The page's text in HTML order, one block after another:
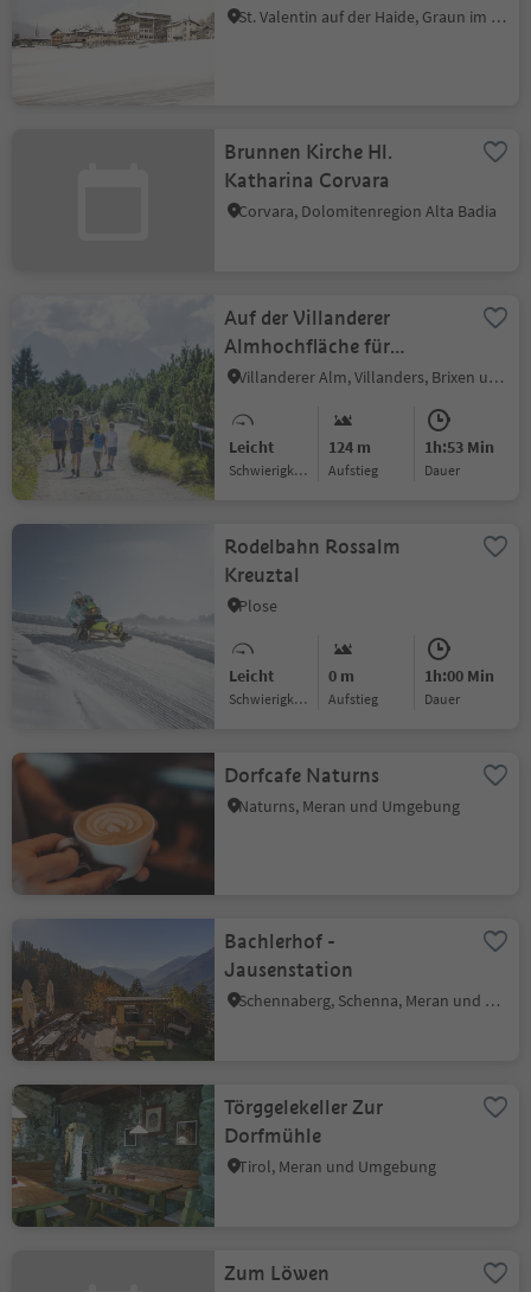
St. Valentin auf der Haide, Graun im Vinschgau, Vinschgau
Brunnen Kirche Hl.
Katharina Corvara
Corvara, Dolomitenregion Alta Badia
Auf der Villanderer
Almhochfläche für
Familien
Villanderer Alm, Villanders, Brixen und Umgebung
Leicht
Schwierigkeitsgrad
124 m
Aufstieg
1h:53 Min
Dauer
Rodelbahn Rossalm
Kreuztal
Plose
Leicht
Schwierigkeitsgrad
0 m
Aufstieg
1h:00 Min
Dauer
Dorfcafe Naturns
Naturns, Meran und Umgebung
Bachlerhof -
Jausenstation
Schennaberg, Schenna, Meran und Umgebung
Törggelekeller Zur
Dorfmühle
Tirol, Meran und Umgebung
Zum Löwen